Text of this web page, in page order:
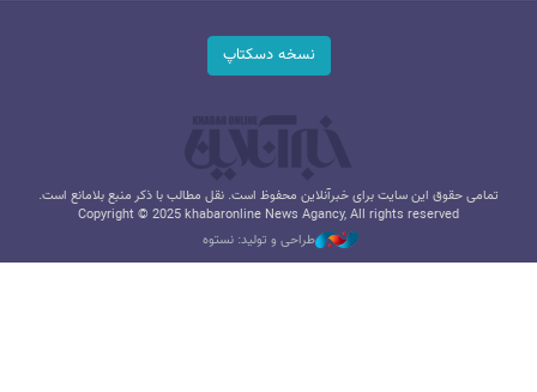
نسخه دسکتاپ
تمامی حقوق این سایت برای خبرآنلاین محفوظ است. نقل مطالب با ذکر منبع بلامانع است.
Copyright © 2025 khabaronline News Agancy, All rights reserved
طراحی و تولید: نستوه